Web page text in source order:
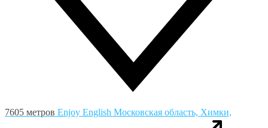
7605 метров Enjoy English Московская область, Химки,